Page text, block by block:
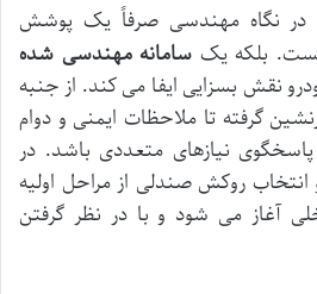
در نگاه مهندسی صرفاً یک پوشش
بلکه یک سامانه مهندسی شده
نقش بسزایی ایفا می کند. از جنبه
گرفته تا ملاحظات ایمنی و دوام
نیازهای متعددی باشد. در
روکش صندلی از مراحل اولیه
آغاز می شود و با در نظر گرفتن